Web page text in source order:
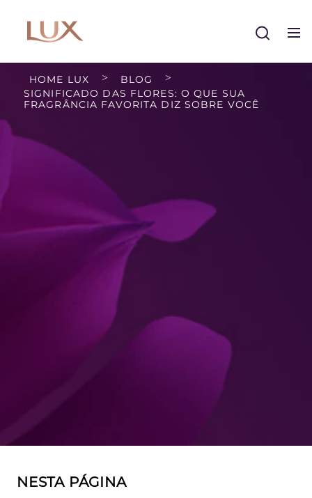
Buscar
HOME LUX
BLOG
SIGNIFICADO DAS FLORES: O QUE SUA
FRAGRÂNCIA FAVORITA DIZ SOBRE VOCÊ
NESTA PÁGINA